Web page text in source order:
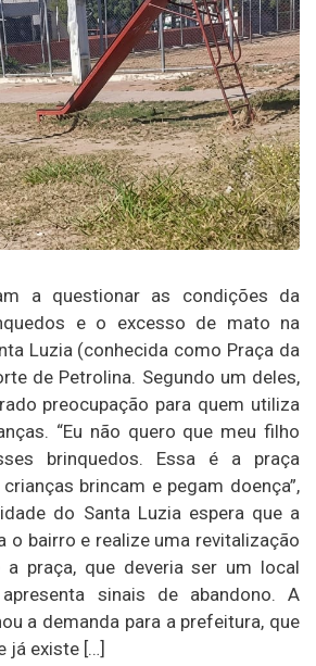
a questionar as condições da
e o excesso de mato na
Luzia (conhecida como Praça da
de Petrolina. Segundo um deles,
preocupação para quem utiliza
“Eu não quero que meu filho
brinquedos. Essa é a praça
brincam e pegam doença”,
do Santa Luzia espera que a
o bairro e realize uma revitalização
a praça, que deveria ser um local
sinais de abandono. A
a demanda para a prefeitura, que
já existe […]